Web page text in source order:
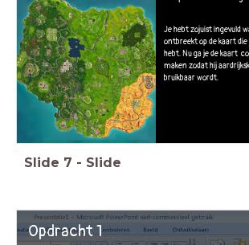
Je hebt zojuist ingevuld
ontbreekt op de kaart die
hebt. Nu ga je de kaart
maken zodat hij
bruikbaar wordt.
Slide 7 - Slide
Opdracht 1